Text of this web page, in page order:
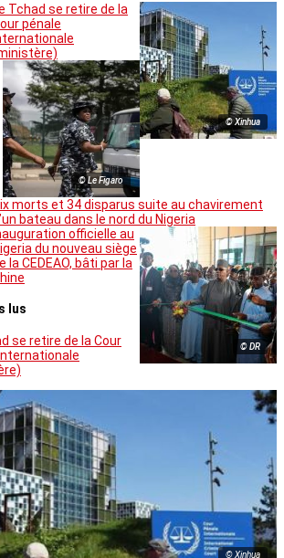
© Xinhua
Tchad se retire de la
pénale
© Le Figaro
morts et 34 disparus suite au chavirement
bateau dans le nord du Nigeria
© DR
officielle au
du nouveau siège
la CEDEAO, bâti par la
lus
se retire de la Cour
© Xinhua